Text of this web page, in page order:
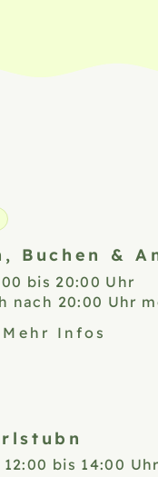
Buchen &
bis 20:00 Uhr
nach 20:00 Uhr
Mehr Infos
bis 14:00 Uhr